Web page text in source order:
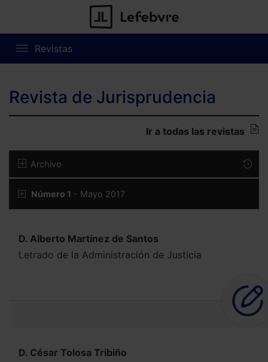
Revistas
Revista de Jurisprudencia
Ir a todas las revistas
Archivo
Número 1 - Mayo 2017
D. Alberto Martínez de Santos
Letrado de la Administración de Justicia
D. César Tolosa Tribiño